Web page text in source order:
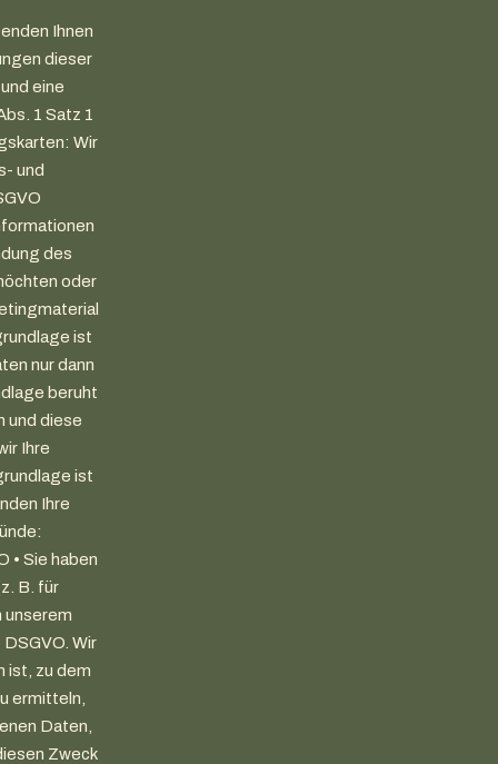
Ihnen
dieser
eine
1 Satz 1
Wir
und
des
oder
ist
nur dann
beruht
und diese
Ihre
ist
Ihre
• Sie haben
B. für
unserem
Wir
ist, zu dem
ermitteln,
Daten,
Zweck